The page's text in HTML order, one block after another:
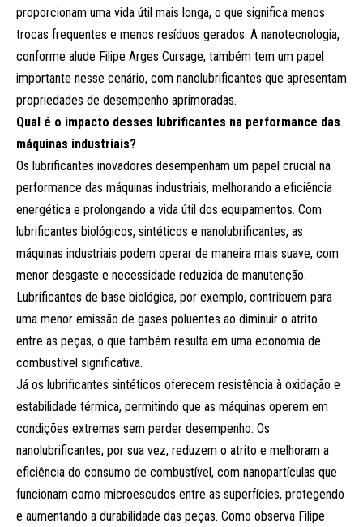
proporcionam uma vida útil mais longa, o que significa menos
trocas frequentes e menos resíduos gerados. A nanotecnologia,
conforme alude Filipe Arges Cursage, também tem um papel
importante nesse cenário, com nanolubrificantes que apresentam
propriedades de desempenho aprimoradas.
Qual é o impacto desses lubrificantes na performance das
máquinas industriais?
Os lubrificantes inovadores desempenham um papel crucial na
performance das máquinas industriais, melhorando a eficiência
energética e prolongando a vida útil dos equipamentos. Com
lubrificantes biológicos, sintéticos e nanolubrificantes, as
máquinas industriais podem operar de maneira mais suave, com
menor desgaste e necessidade reduzida de manutenção.
Lubrificantes de base biológica, por exemplo, contribuem para
uma menor emissão de gases poluentes ao diminuir o atrito
entre as peças, o que também resulta em uma economia de
combustível significativa.
Já os lubrificantes sintéticos oferecem resistência à oxidação e
estabilidade térmica, permitindo que as máquinas operem em
condições extremas sem perder desempenho. Os
nanolubrificantes, por sua vez, reduzem o atrito e melhoram a
eficiência do consumo de combustível, com nanopartículas que
funcionam como microescudos entre as superfícies, protegendo
e aumentando a durabilidade das peças. Como observa Filipe